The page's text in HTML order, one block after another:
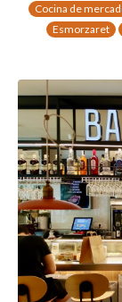
Cocina de
Esmorzaret